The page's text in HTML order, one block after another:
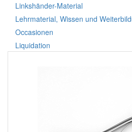
Linkshänder-Material
Lehrmaterial, Wissen und
Occasionen
Liquidation